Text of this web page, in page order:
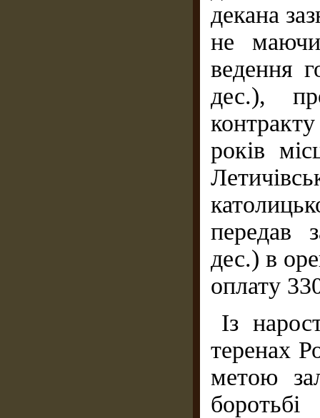
декана
не
ведення
дес.),
років
передав
дес.) в
оплату
Із
теренах
метою